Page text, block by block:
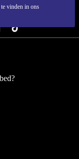
vinden in ons